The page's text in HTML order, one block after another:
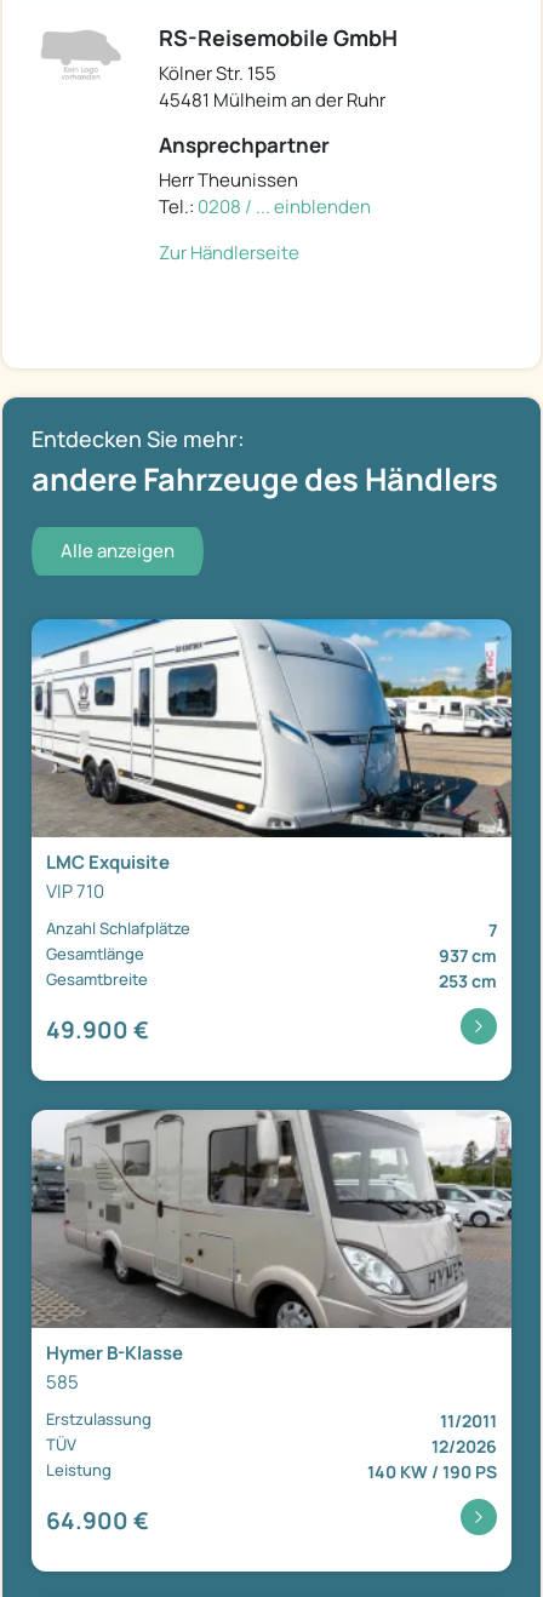
RS-Reisemobile GmbH
Kölner Str. 155
45481 Mülheim an der Ruhr
Ansprechpartner
Herr Theunissen
Tel.: 0208 / ... einblenden
Zur Händlerseite
Entdecken Sie mehr:
andere Fahrzeuge des Händlers
Alle anzeigen
LMC Exquisite
VIP 710
Anzahl Schlafplätze 7
Gesamtlänge 937 cm
Gesamtbreite 253 cm
49.900 €
Hymer B-Klasse
585
Erstzulassung 11/2011
TÜV 12/2026
Leistung 140 KW / 190 PS
64.900 €